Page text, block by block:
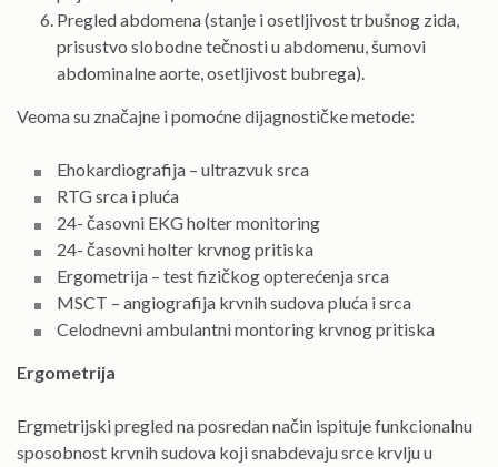
Pregled abdomena (stanje i osetljivost trbušnog zida,
prisustvo slobodne tečnosti u abdomenu, šumovi
abdominalne aorte, osetljivost bubrega).
Veoma su značajne i pomoćne dijagnostičke metode:
Ehokardiografija – ultrazvuk srca
RTG srca i pluća
24- časovni EKG holter monitoring
24- časovni holter krvnog pritiska
Ergometrija – test fizičkog opterećenja srca
MSCT – angiografija krvnih sudova pluća i srca
Celodnevni ambulantni montoring krvnog pritiska
Ergometrija
Ergmetrijski pregled na posredan način ispituje funkcionalnu
sposobnost krvnih sudova koji snabdevaju srce krvlju u